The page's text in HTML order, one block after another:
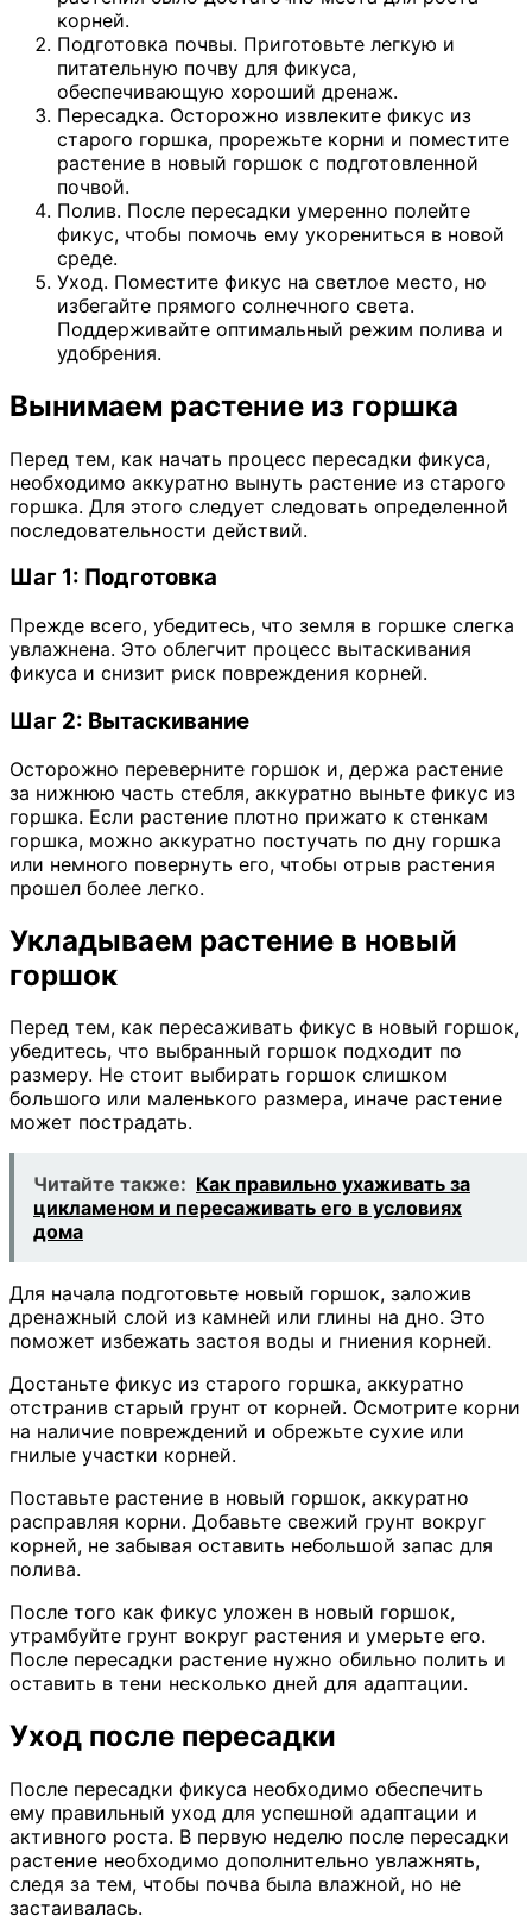
корней.
Подготовка почвы. Приготовьте легкую и
питательную почву для фикуса,
обеспечивающую хороший дренаж.
Пересадка. Осторожно извлеките фикус из
старого горшка, прорежьте корни и поместите
растение в новый горшок с подготовленной
почвой.
Полив. После пересадки умеренно полейте
фикус, чтобы помочь ему укорениться в новой
среде.
Уход. Поместите фикус на светлое место, но
избегайте прямого солнечного света.
Поддерживайте оптимальный режим полива и
удобрения.
Вынимаем растение из горшка
Перед тем, как начать процесс пересадки фикуса,
необходимо аккуратно вынуть растение из старого
горшка. Для этого следует следовать определенной
последовательности действий.
Шаг 1: Подготовка
Прежде всего, убедитесь, что земля в горшке слегка
увлажнена. Это облегчит процесс вытаскивания
фикуса и снизит риск повреждения корней.
Шаг 2: Вытаскивание
Осторожно переверните горшок и, держа растение
за нижнюю часть стебля, аккуратно выньте фикус из
горшка. Если растение плотно прижато к стенкам
горшка, можно аккуратно постучать по дну горшка
или немного повернуть его, чтобы отрыв растения
прошел более легко.
Укладываем растение в новый
горшок
Перед тем, как пересаживать фикус в новый горшок,
убедитесь, что выбранный горшок подходит по
размеру. Не стоит выбирать горшок слишком
большого или маленького размера, иначе растение
может пострадать.
Читайте также: Как правильно ухаживать за
цикламеном и пересаживать его в условиях
дома
Для начала подготовьте новый горшок, заложив
дренажный слой из камней или глины на дно. Это
поможет избежать застоя воды и гниения корней.
Достаньте фикус из старого горшка, аккуратно
отстранив старый грунт от корней. Осмотрите корни
на наличие повреждений и обрежьте сухие или
гнилые участки корней.
Поставьте растение в новый горшок, аккуратно
расправляя корни. Добавьте свежий грунт вокруг
корней, не забывая оставить небольшой запас для
полива.
После того как фикус уложен в новый горшок,
утрамбуйте грунт вокруг растения и умерьте его.
После пересадки растение нужно обильно полить и
оставить в тени несколько дней для адаптации.
Уход после пересадки
После пересадки фикуса необходимо обеспечить
ему правильный уход для успешной адаптации и
активного роста. В первую неделю после пересадки
растение необходимо дополнительно увлажнять,
следя за тем, чтобы почва была влажной, но не
застаивалась.